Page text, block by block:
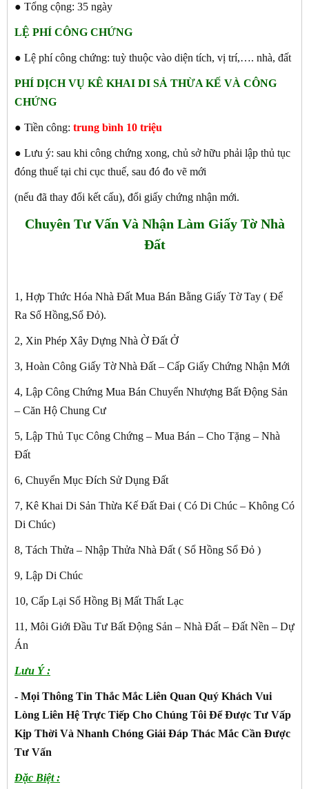
● Tổng cộng: 35 ngày
LỆ PHÍ CÔNG CHỨNG
● Lệ phí công chứng: tuỳ thuộc vào diện tích, vị trí,…. nhà, đất
PHÍ DỊCH VỤ KÊ KHAI DI SẢ THỪA KẾ VÀ CÔNG
CHỨNG
● Tiền công: trung bình 10 triệu
● Lưu ý: sau khi công chứng xong, chủ sở hữu phải lập thủ tục
đóng thuế tại chi cục thuế, sau đó đo vẽ mới
(nếu đã thay đổi kết cấu), đổi giấy chứng nhận mới.
Chuyên Tư Vấn Và Nhận Làm Giấy Tờ Nhà
Đất
1, Hợp Thức Hóa Nhà Đất Mua Bán Bằng Giấy Tờ Tay ( Để
Ra Sổ Hồng,Sổ Đỏ).
2, Xin Phép Xây Dựng Nhà Ờ Đất Ở
3, Hoàn Công Giấy Tờ Nhà Đất – Cấp Giấy Chứng Nhận Mới
4, Lập Công Chứng Mua Bán Chuyển Nhượng Bất Động Sản
– Căn Hộ Chung Cư
5, Lập Thủ Tục Công Chứng – Mua Bán – Cho Tặng – Nhà
Đất
6, Chuyển Mục Đích Sử Dụng Đất
7, Kê Khai Di Sản Thừa Kế Đất Đai ( Có Di Chúc – Không Có
Di Chúc)
8, Tách Thửa – Nhập Thửa Nhà Đất ( Sổ Hồng Sổ Đỏ )
9, Lập Di Chúc
10, Cấp Lại Sổ Hồng Bị Mất Thất Lạc
11, Môi Giới Đầu Tư Bất Động Sản – Nhà Đất – Đất Nền – Dự
Án
Lưu Ý :
- Mọi Thông Tin Thắc Mắc Liên Quan Quý Khách Vui
Lòng Liên Hệ Trực Tiếp Cho Chúng Tôi Để Được Tư Vấp
Kịp Thời Và Nhanh Chóng Giải Đáp Thác Mắc Cần Được
Tư Vấn
Đặc Biệt :